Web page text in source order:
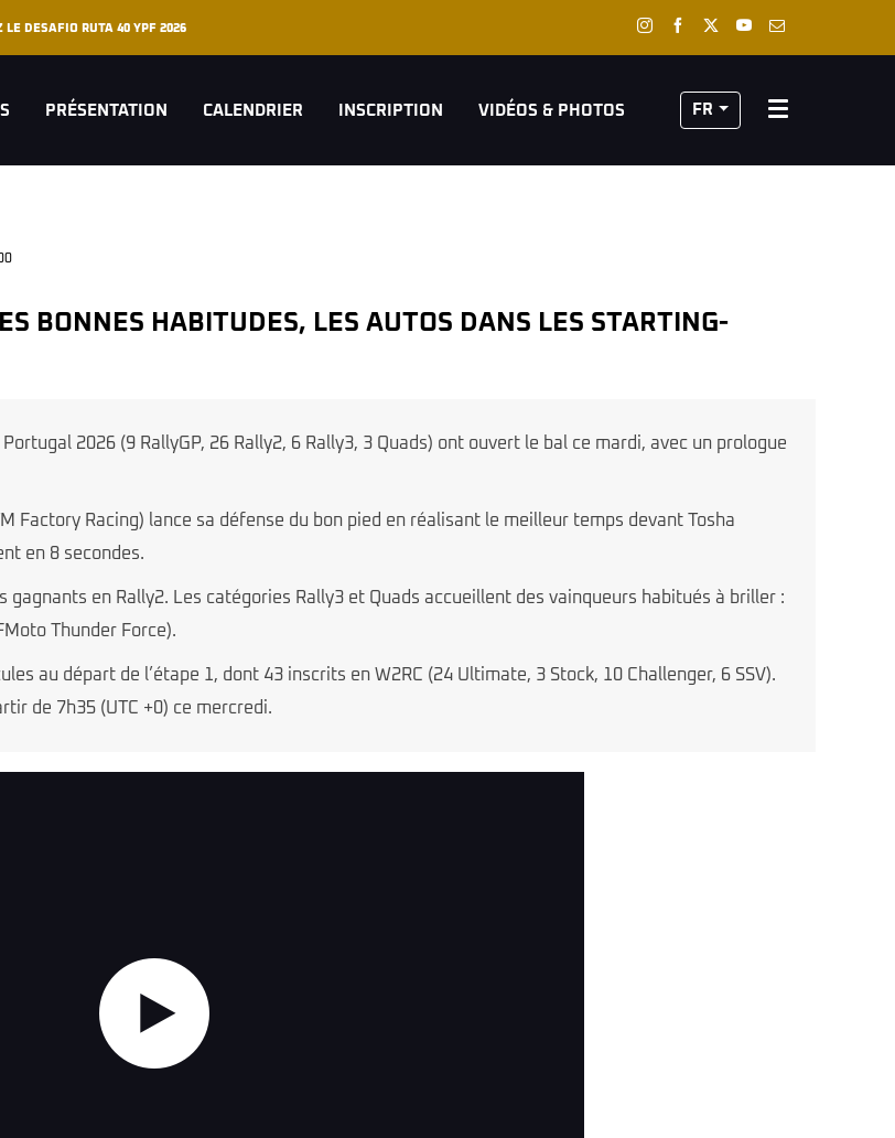
LE DESAFIO RUTA 40 YPF 2026
PRÉSENTATION CALENDRIER INSCRIPTION VIDÉOS & PHOTOS FR
2026 (9 RallyGP, 26 Rally2, 6 Rally3, 3 Quads) ont ouvert le bal ce mardi, avec un prologue
Factory Racing) lance sa défense du bon pied en réalisant le meilleur temps devant Tosha
en 8 secondes.
en Rally2. Les catégories Rally3 et Quads accueillent des vainqueurs habitués à briller :
Thunder Force).
au départ de l’étape 1, dont 43 inscrits en W2RC (24 Ultimate, 3 Stock, 10 Challenger, 6 SSV).
de 7h35 (UTC +0) ce mercredi.